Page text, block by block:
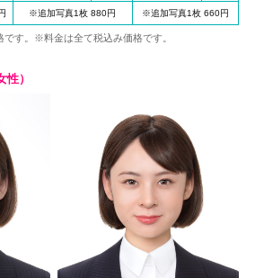
※追加写真1枚 880円 ※追加写真1枚 660円
す。※料金は全て税込み価格です。
）